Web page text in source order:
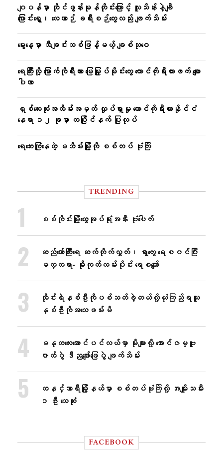
ဂျပန်မှာ တိုင်ဖွန်းမုန်တိုင်းကြောင့် လူသိန်းနဲ့ချီ
ပြောင်းရွှေ့၊ လေယာဉ် ခရီးစဉ်တွေလည်း ဖျက်သိမ်း
မွေးနေ့မှာ သီချင်းသစ်ဖြန့်မယ့် ချစ်သုဝေ
ရေကြီးလို့ မြောက်ကိုရီးယား မြေမြှုပ်မိုင်းတွေ တောင်ကိုရီးယားဖက် မျော
ပါလာ
ရှစ်လေးလုံးအထိမ်းအမှတ် လှုပ်ရှားမှု တောင်ကိုရီးယားနိုင်ငံ
နေရာ ၁၂ ခုမှာ တပြိုင်နက် ပြုလုပ်
ရေဘေးကြုံနေတဲ့ မဘိမ်းမြို့ကို စစ်တပ် ဗုံးကြဲ
TRENDING
စစ်ကိုင်းမြို့ထွေအုပ်ရုံးအနီး ဗုံးပေါက်
ဆည်တော်ကြီးရေ ဆက်တိုက်လွှတ်၊ ရွာတွေ ရေစဝင်ပြီး
မတ္တရာ- မိုးကုတ်လမ်းပိုင်း ရေစကျော်
ထိုင်းရဲနှစ်ဦးကိုပစ်သတ်ခဲ့တယ်လို့ယုံကြည်ရသူ
နှစ်ဦးကိုအသေဖမ်းမိ
မန္တလေးအောင်ပင်လယ်မှာ မိုးများလို့ အောင်ဇမ္ဗူ
ဇာတ်ပွဲ ဒီညဖျော်ဖြေပွဲ ဖျက်သိမ်း
တနင်္သာရီမြို့နယ်မှာ စစ်တပ်ဗုံးကြဲလို့ အမျိုးသမီး
၁ ဦး သေဆုံး
FACEBOOK